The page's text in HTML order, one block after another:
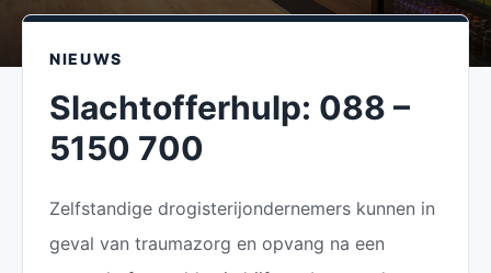
NIEUWS
Slachtofferhulp: 088 –
5150 700
Zelfstandige drogisterijondernemers kunnen in
geval van traumazorg en opvang na een